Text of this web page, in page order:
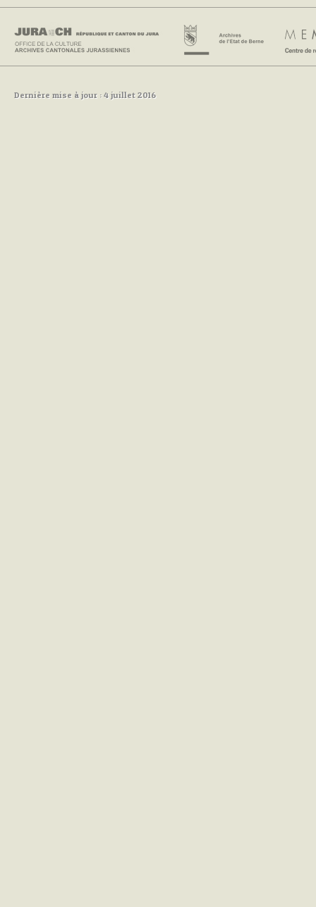
Dernière mise à jour : 4 juillet 2016